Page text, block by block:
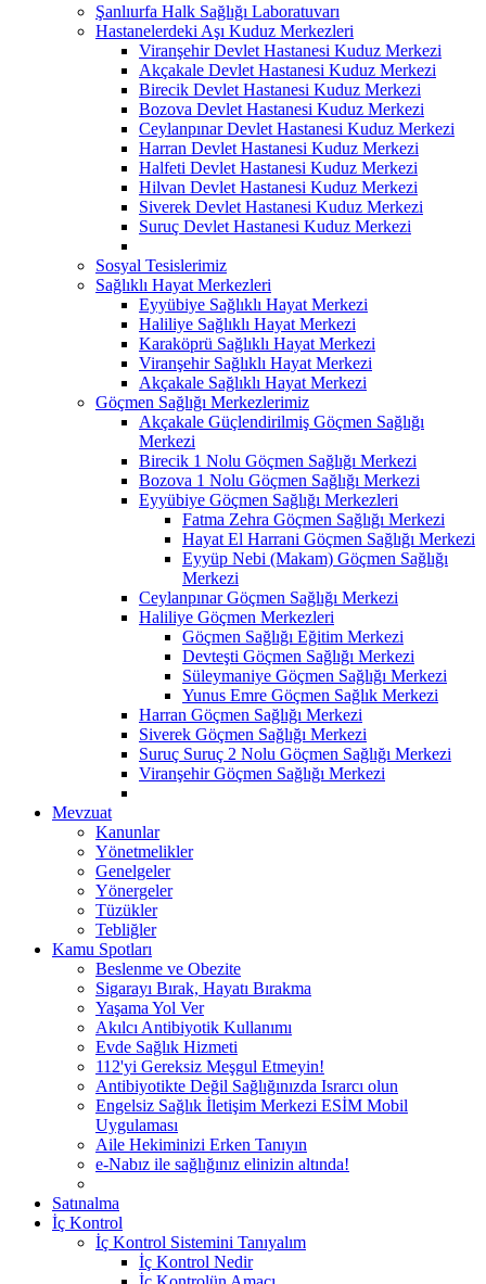
Şanlıurfa Halk Sağlığı Laboratuvarı
Hastanelerdeki Aşı Kuduz Merkezleri
Viranşehir Devlet Hastanesi Kuduz Merkezi
Akçakale Devlet Hastanesi Kuduz Merkezi
Birecik Devlet Hastanesi Kuduz Merkezi
Bozova Devlet Hastanesi Kuduz Merkezi
Ceylanpınar Devlet Hastanesi Kuduz Merkezi
Harran Devlet Hastanesi Kuduz Merkezi
Halfeti Devlet Hastanesi Kuduz Merkezi
Hilvan Devlet Hastanesi Kuduz Merkezi
Siverek Devlet Hastanesi Kuduz Merkezi
Suruç Devlet Hastanesi Kuduz Merkezi
Sosyal Tesislerimiz
Sağlıklı Hayat Merkezleri
Eyyübiye Sağlıklı Hayat Merkezi
Haliliye Sağlıklı Hayat Merkezi
Karaköprü Sağlıklı Hayat Merkezi
Viranşehir Sağlıklı Hayat Merkezi
Akçakale Sağlıklı Hayat Merkezi
Göçmen Sağlığı Merkezlerimiz
Akçakale Güçlendirilmiş Göçmen Sağlığı
Merkezi
Birecik 1 Nolu Göçmen Sağlığı Merkezi
Bozova 1 Nolu Göçmen Sağlığı Merkezi
Eyyübiye Göçmen Sağlığı Merkezleri
Fatma Zehra Göçmen Sağlığı Merkezi
Hayat El Harrani Göçmen Sağlığı Merkezi
Eyyüp Nebi (Makam) Göçmen Sağlığı
Merkezi
Ceylanpınar Göçmen Sağlığı Merkezi
Haliliye Göçmen Merkezleri
Göçmen Sağlığı Eğitim Merkezi
Devteşti Göçmen Sağlığı Merkezi
Süleymaniye Göçmen Sağlığı Merkezi
Yunus Emre Göçmen Sağlık Merkezi
Harran Göçmen Sağlığı Merkezi
Siverek Göçmen Sağlığı Merkezi
Suruç Suruç 2 Nolu Göçmen Sağlığı Merkezi
Viranşehir Göçmen Sağlığı Merkezi
Mevzuat
Kanunlar
Yönetmelikler
Genelgeler
Yönergeler
Tüzükler
Tebliğler
Kamu Spotları
Beslenme ve Obezite
Sigarayı Bırak, Hayatı Bırakma
Yaşama Yol Ver
Akılcı Antibiyotik Kullanımı
Evde Sağlık Hizmeti
112'yi Gereksiz Meşgul Etmeyin!
Antibiyotikte Değil Sağlığınızda Israrcı olun
Engelsiz Sağlık İletişim Merkezi ESİM Mobil
Uygulaması
Aile Hekiminizi Erken Tanıyın
e-Nabız ile sağlığınız elinizin altında!
Satınalma
İç Kontrol
İç Kontrol Sistemini Tanıyalım
İç Kontrol Nedir